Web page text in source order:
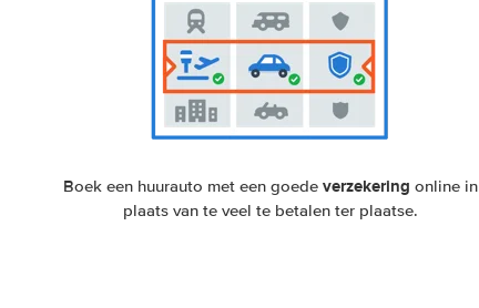
Boek een huurauto met een goede verzekering online in
plaats van te veel te betalen ter plaatse.